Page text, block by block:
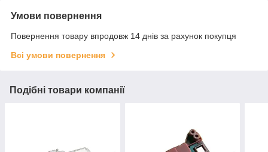
Умови повернення
Повернення товару впродовж 14 днів за рахунок покупця
Всі умови повернення
Подібні товари компанії